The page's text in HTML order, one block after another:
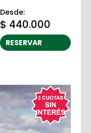
Desde:
$ 440.000
RESERVAR